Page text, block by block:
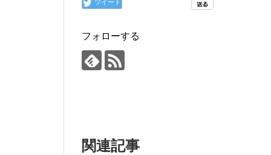
フォローする
関連記事